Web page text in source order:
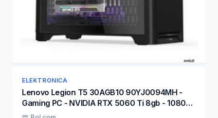
ELEKTRONICA
Lenovo Legion T5 30AGB10 90YJ0094MH -
Gaming PC - NVIDIA RTX 5060 Ti 8gb - 1080p-
1440p - Ryzen 5 7600 - 32 GB DDR5 - 1 TB SSD